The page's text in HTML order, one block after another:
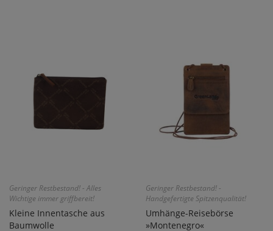
Geringer Restbestand! - Alles
Wichtige immer griffbereit!
Kleine Innentasche aus
Baumwolle
Geringer Restbestand! -
Handgefertigte Spitzenqualität!
Umhänge-Reisebörse
»Montenegro«